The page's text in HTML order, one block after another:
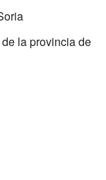
la provincia de